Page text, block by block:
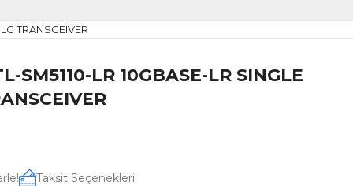
TRANSCEIVER
SM5110-LR 10GBASE-LR SINGLE
Taksit Seçenekleri